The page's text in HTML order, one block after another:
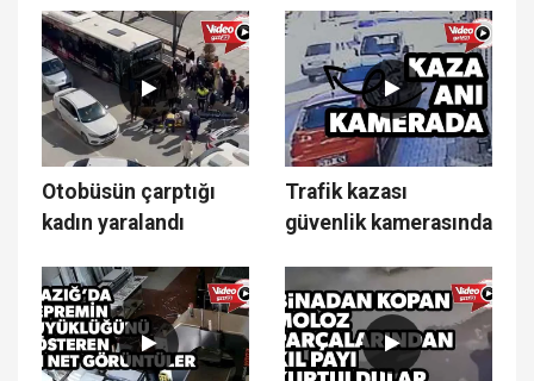
Otobüsün çarptığı
kadın yaralandı
Trafik kazası
güvenlik kamerasında